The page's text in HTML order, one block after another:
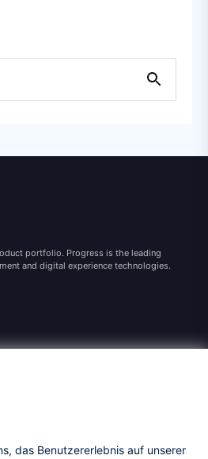
portfolio. Progress is the leading
and digital experience technologies.
Software Corporation and/or its
Rights Reserved.
das Benutzererlebnis auf unserer